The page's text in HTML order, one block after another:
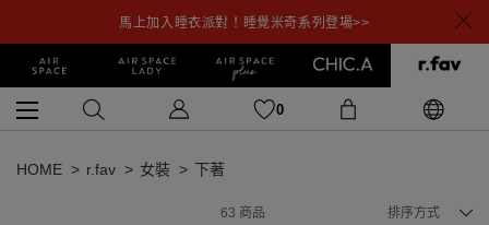
馬上加入睡衣派對！睡覺米奇系列登場>>
0
HOME r.fav 女裝 下著
63 商品 排序方式